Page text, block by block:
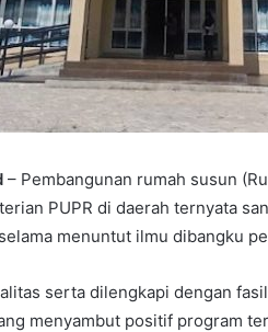
– Pembangunan rumah susun
PUPR di daerah ternyata
menuntut ilmu dibangku
serta dilengkapi dengan
menyambut positif program